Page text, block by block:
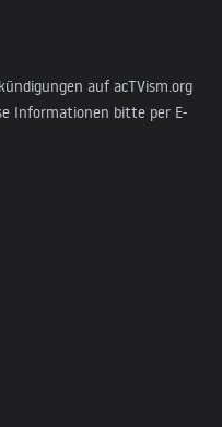
auf acTVism.org
Informationen bitte per E-